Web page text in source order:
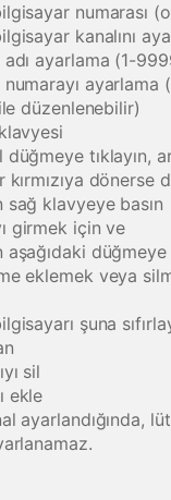
numarası
kanalını
ayarlama (1-
ayarlama
ile düzenlenebilir)
düğmeye tıklayın,
kırmızıya dönerse
sağ klavyeye basın
girmek için ve
aşağıdaki düğmeye
eklemek veya
şuna
sil
ekle
ayarlandığında,